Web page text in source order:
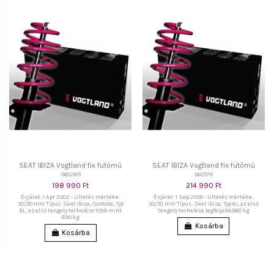
SEAT IBIZA Vogtland fix futómű
960269
198 990 Ft
Évjárat: 1 Apr 2002 - Ültetés mértéke:
30/30 mm Típus: Seat Ibiza, Cordoba, Typ
6L, az első tengely terhelése több mint
890 kg
Kosárba
SEAT IBIZA Vogtland fix futómű
960578
214 990 Ft
Évjárat: 1 Sep 2008 - Ültetés mértéke:
30/30 mm Típus: Seat Ibiza, Typ 6J, az első
tengely terhelése legfeljebb 860 kg
Kosárba